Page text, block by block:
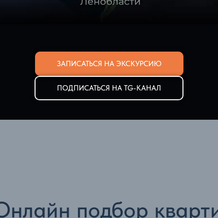
подбор
ЗАПИСАТЬСЯ НА ЭКСКУРСИЮ
ПОДПИСАТЬСЯ НА TG-КАНАЛ